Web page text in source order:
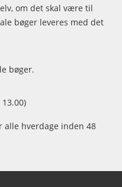
om det skal være til
bøger leveres med det
bøger.
alle hverdage inden 48